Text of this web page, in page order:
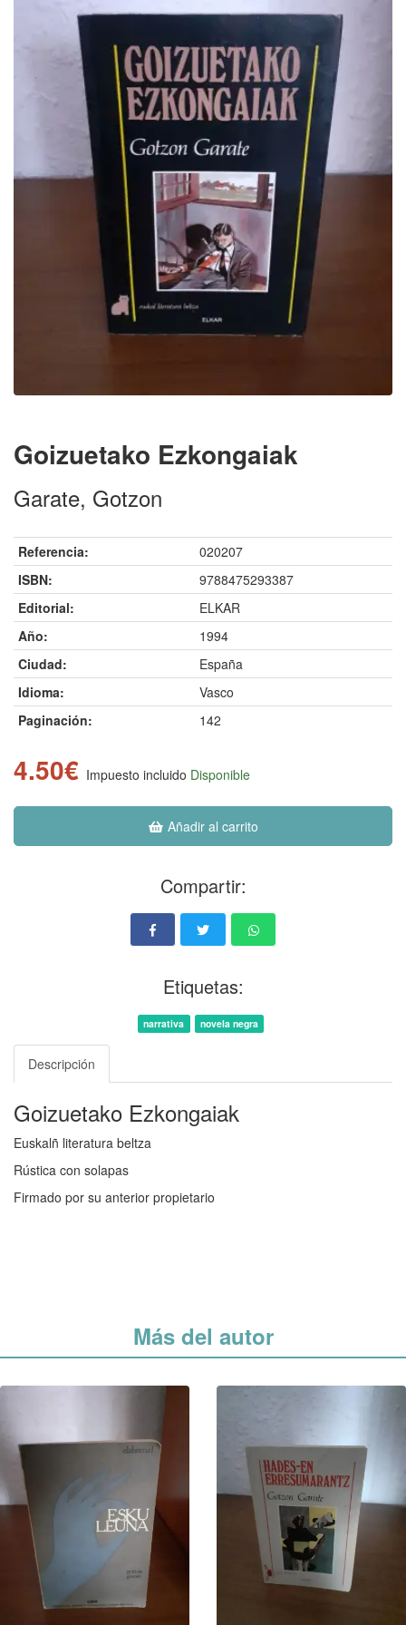
Goizuetako Ezkongaiak
Garate, Gotzon
Referencia:
020207
ISBN:
9788475293387
Editorial:
ELKAR
Año:
1994
Ciudad:
España
Idioma:
Vasco
Paginación:
142
4.50€ Impuesto incluido Disponible
Añadir al carrito
Compartir:
Etiquetas:
narrativa novela negra
Descripción
Goizuetako Ezkongaiak
Euskalñ literatura beltza
Rústica con solapas
Firmado por su anterior propietario
Más del autor